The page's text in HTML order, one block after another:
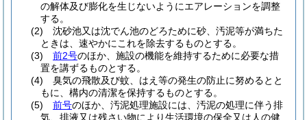
の解体及び膨化を生じないようにエアレーションを調整
する。
(2)
沈砂池又は沈でん池のどろために砂、汚泥等が満ちた
ときは、速やかにこれを除去するものとする。
(3)
前2号のほか、施設の機能を維持するために必要な措
置を講ずるものとする。
(4)
臭気の飛散及び蚊、はえ等の発生の防止に努めるとと
もに、構内の清潔を保持するものとする。
(5)
前号のほか、汚泥処理施設には、汚泥の処理に伴う排
気、排液又は残さい物により生活環境の保全又は人の健